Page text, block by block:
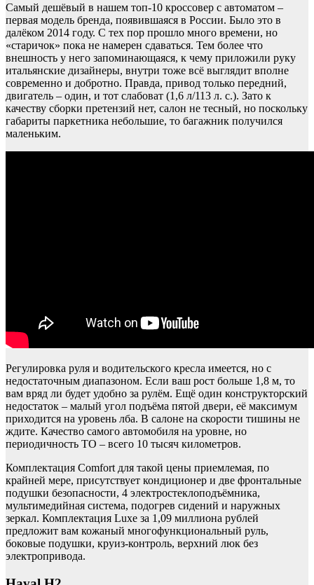
Самый дешёвый в нашем топ-10 кроссовер с автоматом –
первая модель бренда, появившаяся в России. Было это в
далёком 2014 году. С тех пор прошло много времени, но
«старичок» пока не намерен сдаваться. Тем более что
внешность у него запоминающаяся, к чему приложили руку
итальянские дизайнеры, внутри тоже всё выглядит вполне
современно и добротно. Правда, привод только передний,
двигатель – один, и тот слабоват (1,6 л/113 л. с.). Зато к
качеству сборки претензий нет, салон не тесный, но поскольку
габариты паркетника небольшие, то багажник получился
маленьким.
Регулировка руля и водительского кресла имеется, но с
недостаточным диапазоном. Если ваш рост больше 1,8 м, то
вам вряд ли будет удобно за рулём. Ещё один конструкторский
недостаток – малый угол подъёма пятой двери, её максимум
приходится на уровень лба. В салоне на скорости тишины не
ждите. Качество самого автомобиля на уровне, но
периодичность ТО – всего 10 тысяч километров.
Комплектация Comfort для такой цены приемлемая, по
крайней мере, присутствует кондиционер и две фронтальные
подушки безопасности, 4 электростеклоподъёмника,
мультимедийная система, подогрев сидений и наружных
зеркал. Комплектация Luxe за 1,09 миллиона рублей
предложит вам кожаный многофункциональный руль,
боковые подушки, круиз-контроль, верхний люк без
электропривода.